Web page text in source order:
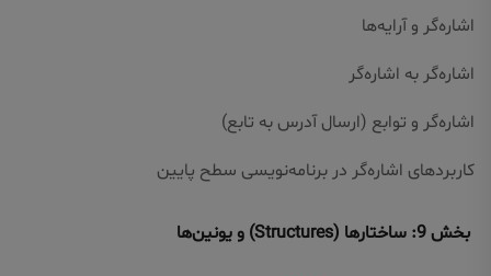
اشاره‌گر و آرایه‌ها
اشاره‌گر به اشاره‌گر
اشاره‌گر و توابع (ارسال آدرس به تابع)
کاربردهای اشاره‌گر در برنامه‌نویسی سطح پایین
بخش 9: ساختارها (Structures) و یونین‌ها